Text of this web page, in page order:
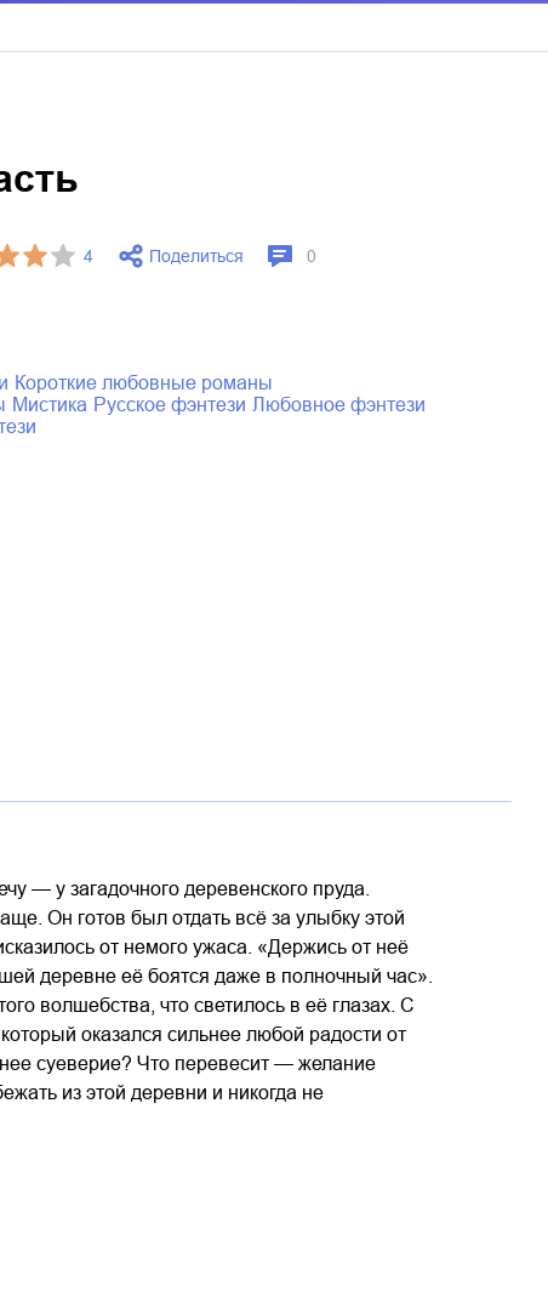
4 Поделиться 0
короткие любовные романы
мистика русское фэнтези
любовное фэнтези
— у загадочного деревенского пруда.
Он готов был отдать всё за улыбку этой
от немого ужаса. «Держись от неё
деревне её боятся даже в полночный час».
волшебства, что светилось в её глазах. С
оказался сильнее любой радости от
суеверие? Что перевесит — желание
из этой деревни и никогда не